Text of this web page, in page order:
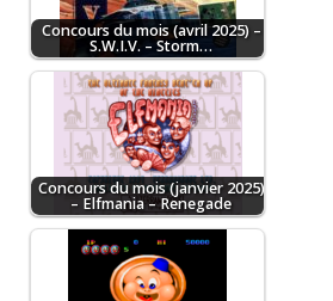
Concours du mois (avril 2025) –
S.W.I.V. – Storm…
Concours du mois (janvier 2025)
– Elfmania – Renegade